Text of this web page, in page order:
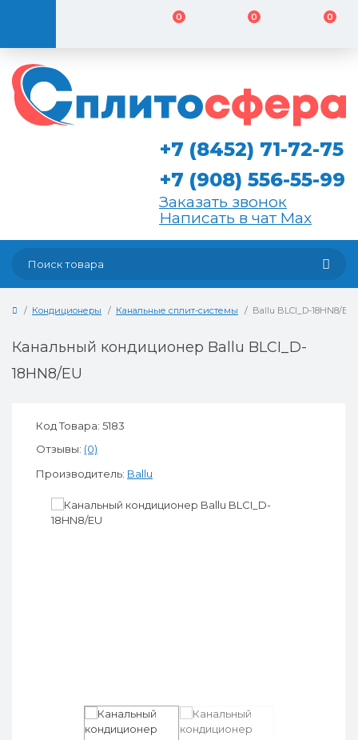
0 0 0
+7 (8452) 71-72-75
+7 (908) 556-55-99
Заказать звонок
Написать в чат Max
Кондиционеры Канальные сплит-системы Ballu BLCI_D-18HN8/EU
Канальный кондиционер Ballu BLCI_D-
18HN8/EU
Код Товара: 5183
Отзывы: (0)
Производитель: Ballu